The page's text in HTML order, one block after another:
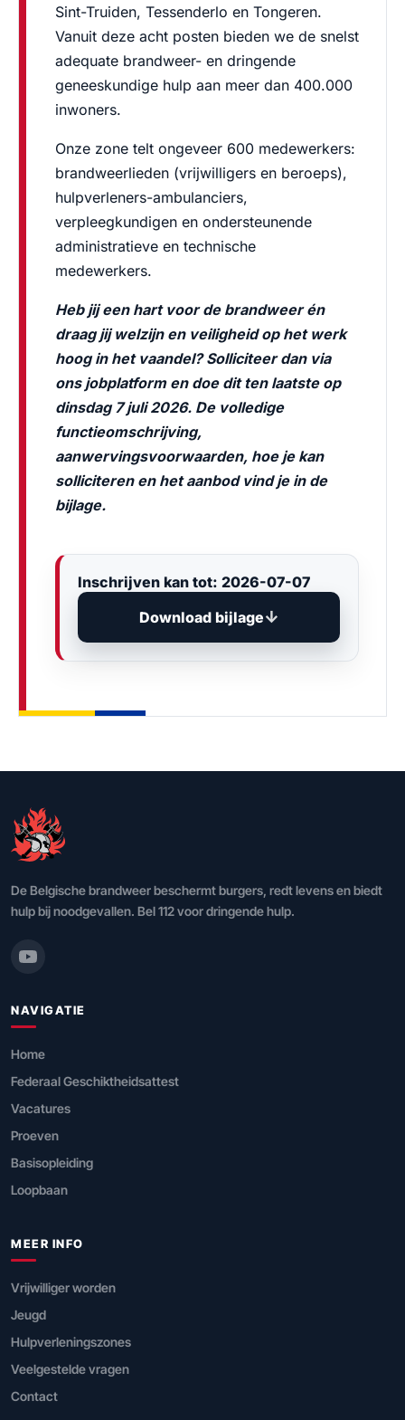
Sint-Truiden, Tessenderlo en Tongeren.
Vanuit deze acht posten bieden we de snelst
adequate brandweer- en dringende
geneeskundige hulp aan meer dan 400.000
inwoners.
Onze zone telt ongeveer 600 medewerkers:
brandweerlieden (vrijwilligers en beroeps),
hulpverleners-ambulanciers,
verpleegkundigen en ondersteunende
administratieve en technische
medewerkers.
Heb jij een hart voor de brandweer én
draag jij welzijn en veiligheid op het werk
hoog in het vaandel? Solliciteer dan via
ons jobplatform en doe dit ten laatste op
dinsdag 7 juli 2026. De volledige
functieomschrijving,
aanwervingsvoorwaarden, hoe je kan
solliciteren en het aanbod vind je in de
bijlage.
Inschrijven kan tot: 2026-07-07
Download bijlage
De Belgische brandweer beschermt burgers, redt levens en biedt
hulp bij noodgevallen. Bel 112 voor dringende hulp.
NAVIGATIE
Home
Federaal Geschiktheidsattest
Vacatures
Proeven
Basisopleiding
Loopbaan
MEER INFO
Vrijwilliger worden
Jeugd
Hulpverleningszones
Veelgestelde vragen
Contact